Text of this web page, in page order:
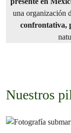
una organización
confrontativa,
Nuestros